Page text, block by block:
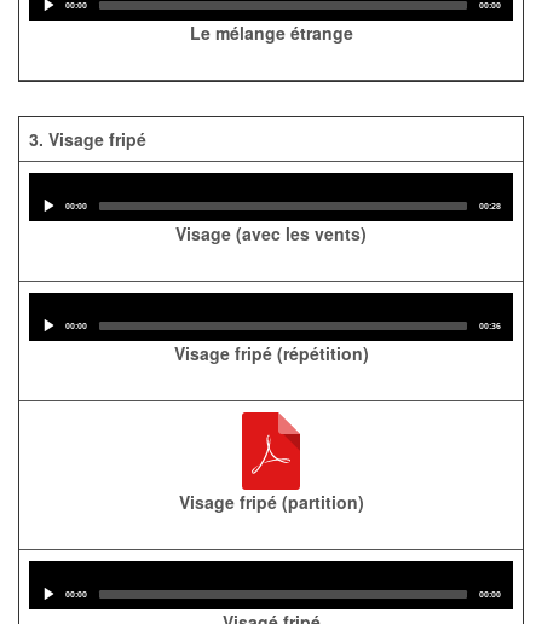
Player
Current
00:00
Total
00:00
Le mélange étrange
3. Visage fripé
Player
Current
00:00
Total
00:28
Visage (avec les vents)
Player
Current
00:00
Total
00:36
Visage fripé (répétition)
Visage fripé (partition)
Player
Current
00:00
Total
00:00